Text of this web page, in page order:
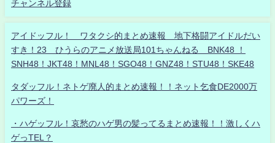
チャンネル登録
アイドッフル！ ワタクシ的まとめ速報 地下格闘アイドルだい
すき！23 ひうらのアニメ放送局101ちゃんねる BNK48 ！
SNH48！JKT48！MNL48！SGO48！GNZ48！STU48！SKE48
タダッフル！ネトゲ廃人的まとめ速報！！ネット乞食DE2000万
パワーズ！
・ハゲッフル！哀愁のハゲ男の髪ってるまとめ速報！！激しくハ
ゲっTEL？